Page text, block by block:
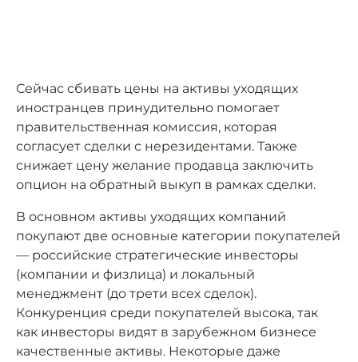
Сейчас сбивать цены на активы уходящих
иностранцев принудительно помогает
правительственная комиссия, которая
согласует сделки с нерезидентами. Также
снижает цену желание продавца заключить
опцион на обратный выкуп в рамках сделки.
В основном активы уходящих компаний
покупают две основные категории покупателей
— российские стратегические инвесторы
(компании и физлица) и локальный
менеджмент (до трети всех сделок).
Конкуренция среди покупателей высока, так
как инвесторы видят в зарубежном бизнесе
качественные активы. Некоторые даже